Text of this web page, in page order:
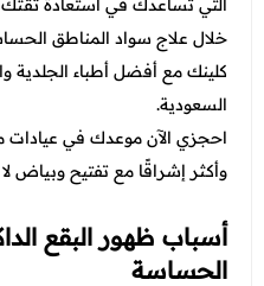
عروض العناية بالشعر
عروض الرجال
عروض جراحات التجميل
عروض قسم الطوارئ
عروض المختبر
عروض الاشعة
عروض العظام
التي تساعدك في استعادة
خلالعلاج سواد المناطق
كلينك مع أفضل أطباء الجلدية
السعودية.
احجزي الآن موعدك في عيادات
وأكثر إشراقًا مع تفتيح وبياض لا
أسباب ظهور البقع
الحساسة